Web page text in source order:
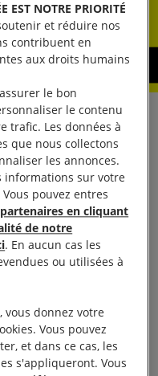
ans,
à
en
an est
EST NOTRE PRIORITÉ
et réduire nos
contribuent en
aux droits humains
le bon
le contenu
trafic. Les données à
que nous collectons
les annonces.
informations sur votre
pouvez entres
en cliquant
de notre
. En aucun cas les
ou utilisées à
vous donnez votre
Vous pouvez
et dans ce cas, les
s'appliqueront. Vous